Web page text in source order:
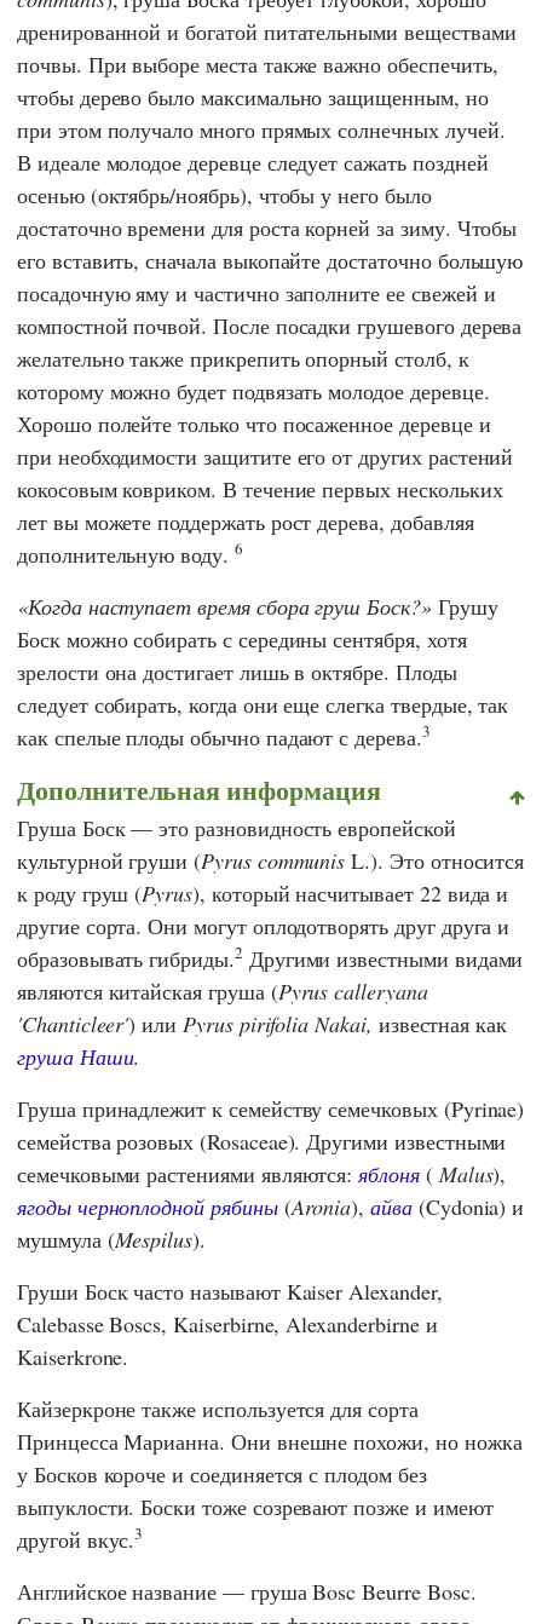
дренированной и богатой питательными веществами
почвы. При выборе места также важно обеспечить,
чтобы дерево было максимально защищенным, но
при этом получало много прямых солнечных лучей.
В идеале молодое деревце следует сажать поздней
осенью (октябрь/ноябрь), чтобы у него было
достаточно времени для роста корней за зиму. Чтобы
его вставить, сначала выкопайте достаточно большую
посадочную яму и частично заполните ее свежей и
компостной почвой. После посадки грушевого дерева
желательно также прикрепить опорный столб, к
которому можно будет подвязать молодое деревце.
Хорошо полейте только что посаженное деревце и
при необходимости защитите его от других растений
кокосовым ковриком. В течение первых нескольких
лет вы можете поддержать рост дерева, добавляя
дополнительную воду. 6
Когда наступает время сбора груш Боск? Грушу
Боск можно собирать с середины сентября, хотя
зрелости она достигает лишь в октябре. Плоды
следует собирать, когда они еще слегка твердые, так
как спелые плоды обычно падают с дерева.3
Дополнительная информация
Груша Боск — это разновидность европейской
культурной груши (Pyrus communis L.). Это относится
к роду груш (Pyrus), который насчитывает 22 вида и
другие сорта. Они могут оплодотворять друг друга и
образовывать гибриды.2 Другими известными видами
являются китайская груша (Pyrus calleryana
'Chanticleer') или Pyrus pirifolia Nakai, известная как
груша Наши.
Груша принадлежит к семейству семечковых (Pyrinae)
семейства розовых (Rosaceae). Другими известными
семечковыми растениями являются:яблоня( Malus),
ягоды черноплодной рябины(Aronia),айва(Cydonia) и
мушмула (Mespilus).
Груши Боск часто называют Kaiser Alexander,
Calebasse Boscs, Kaiserbirne, Alexanderbirne и
Kaiserkrone.
Кайзеркроне также используется для сорта
Принцесса Марианна. Они внешне похожи, но ножка
у Босков короче и соединяется с плодом без
выпуклости. Боски тоже созревают позже и имеют
другой вкус.3
Английское название — груша Bosc Beurre Bosc.